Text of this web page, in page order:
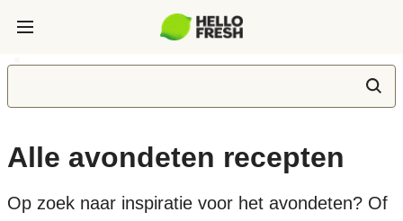
Alle avondeten recepten
Op zoek naar inspiratie voor het avondeten? Of